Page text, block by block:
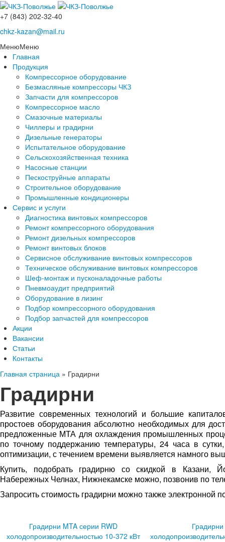
+7 (843) 202-32-40
chkz-kazan@mail.ru
МенюМеню
Главная
Продукция
Компрессорное оборудование
Безмасляные компрессоры ЧКЗ
Запчасти для компрессоров
Компрессорное масло
Смазочные материалы
Чиллеры и градирни
Дизельные генераторы
Испытательное оборудование
Сельскохозяйственная техника
Насосные станции
Пескоструйные аппараты
Строительное оборудование
Промышленные кондиционеры
Сервис и услуги
Диагностика винтовых компрессоров
Ремонт компрессорного оборудования
Ремонт дизельных компрессоров
Ремонт винтовых блоков
Сервисное обслуживание винтовых компрессоров
Техническое обслуживание винтовых компрессоров
Шеф-монтаж и пусконаладочные работы
Пневмоаудит предприятий
Оборудование в лизинг
Подбор компрессорного оборудования
Подбор запчастей для компрессоров
Акции
Вакансии
Статьи
Контакты
Главная страница » Градирни
Градирни
Развитие современных технологий и большие
простоев оборудования абсолютно необходимых для
предложенные МТА для охлаждения промышленных
по точному поддержанию температуры, 24 часа в
оптимизации, с течением времени выявляется намного
Купить, подобрать градирню со скидкой в Казани,
Набережных Челнах, Нижнекамске можно, позвонив по
Запросить стоимость градирни можно также электронной
Градирни MTA серии RWD
холодопроизводительностью 10-372 кВт